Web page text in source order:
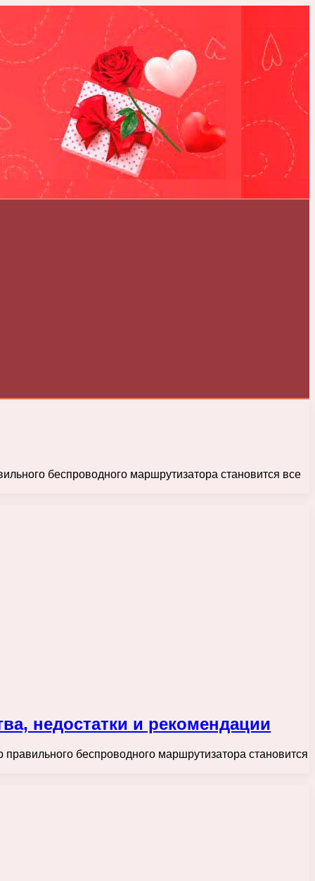
беспроводного маршрутизатора становится все
недостатки и рекомендации
беспроводного маршрутизатора становится